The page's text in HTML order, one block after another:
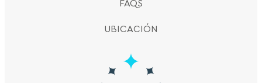
FAQS
UBICACIÓN